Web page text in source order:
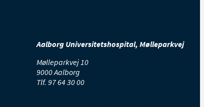
Aalborg Universitetshospital, Mølleparkvej
Mølleparkvej 10
9000 Aalborg
Tlf. 97 64 30 00